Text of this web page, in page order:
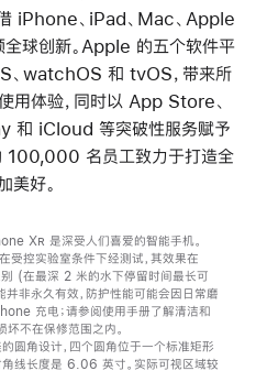
iPhone、iPad、Mac、Apple
球创新。Apple 的五个软件平
、watchOS 和 tvOS，带来所
用体验，同时以 App Store、
和 iCloud 等突破性服务赋予
100,000 名员工致力于打造全
美好。
XR 是深受人们喜爱的智能手机。
受控实验室条件下经测试，其效果在
(在最深 2 米的水下停留时间最长可
并非永久有效，防护性能可能会因日常磨
充电；请参阅使用手册了解清洁和
坏不在保修范围之内。
圆角设计，四个圆角位于一个标准矩形
角线长度是 6.06 英寸。实际可视区域较